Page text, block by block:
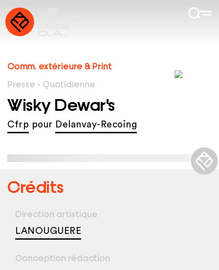
Comm. extérieure & Print
Presse - Quotidienne
Wisky Dewar's
Cfrp pour Delanvay-Recoing
Crédits
Direction artistique
LANOUGUERE
Conception rédaction